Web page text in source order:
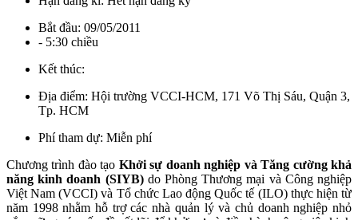
Bắt đầu: 09/05/2011
- 5:30 chiều
Kết thúc:
Địa điểm: Hội trường VCCI-HCM, 171 Võ Thị Sáu, Quận 3,
Tp. HCM
Phí tham dự: Miễn phí
Chương trình đào tạo Khởi sự doanh nghiệp và Tăng cường khả
năng kinh doanh (SIYB)do Phòng Thương mại và Công nghiệp
Việt Nam (VCCI) và Tổ chức Lao động Quốc tế (ILO) thực hiện từ
năm 1998 nhằm hỗ trợ các nhà quản lý và chủ doanh nghiệp nhỏ